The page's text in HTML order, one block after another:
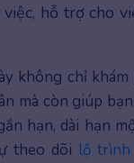
hỗ trợ cho
không chỉ
mà còn giúp
hạn, dài hạn
theo dõi lộ